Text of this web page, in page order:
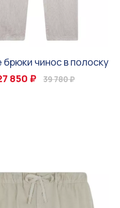
чинос в полоску
850 ₽
39 780 ₽